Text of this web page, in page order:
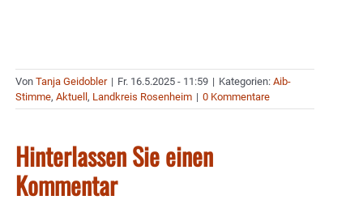
Von Tanja Geidobler | Fr. 16.5.2025 - 11:59 | Kategorien: Aib-
Stimme, Aktuell, Landkreis Rosenheim | 0 Kommentare
Hinterlassen Sie einen
Kommentar